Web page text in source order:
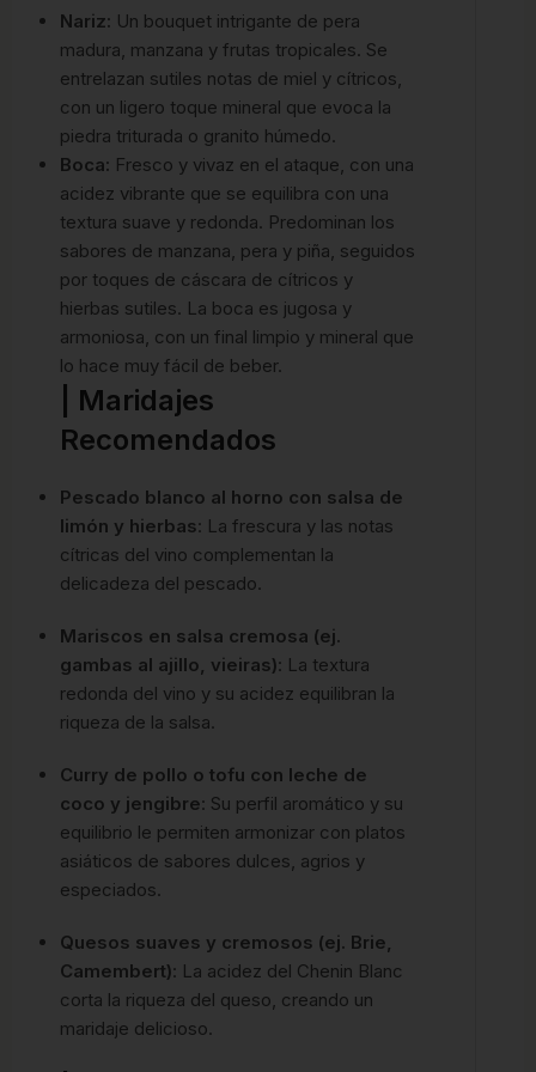
Nariz: Un bouquet intrigante de pera
madura, manzana y frutas tropicales. Se
entrelazan sutiles notas de miel y cítricos,
con un ligero toque mineral que evoca la
piedra triturada o granito húmedo.
Boca: Fresco y vivaz en el ataque, con una
acidez vibrante que se equilibra con una
textura suave y redonda. Predominan los
sabores de manzana, pera y piña, seguidos
por toques de cáscara de cítricos y
hierbas sutiles. La boca es jugosa y
armoniosa, con un final limpio y mineral que
lo hace muy fácil de beber.
| Maridajes
Recomendados
Pescado blanco al horno con salsa de
limón y hierbas: La frescura y las notas
cítricas del vino complementan la
delicadeza del pescado.
Mariscos en salsa cremosa (ej.
gambas al ajillo, vieiras): La textura
redonda del vino y su acidez equilibran la
riqueza de la salsa.
Curry de pollo o tofu con leche de
coco y jengibre: Su perfil aromático y su
equilibrio le permiten armonizar con platos
asiáticos de sabores dulces, agrios y
especiados.
Quesos suaves y cremosos (ej. Brie,
Camembert): La acidez del Chenin Blanc
corta la riqueza del queso, creando un
maridaje delicioso.